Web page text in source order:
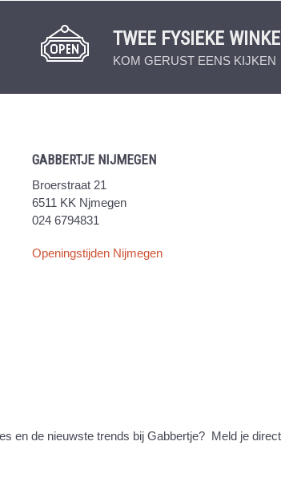
TWEE FYSIEKE
KOM GERUST EENS KIJKEN
GABBERTJE NIJMEGEN
Broerstraat 21
6511 KK Njmegen
024 6794831
Openingstijden Nijmegen
en de nieuwste trends bij Gabbertje? Meld je